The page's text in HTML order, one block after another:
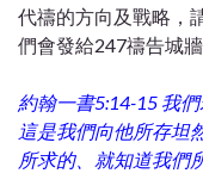
代禱的方向及戰略，
們會發給247禱告城牆
約翰一書5:14-15 我
這是我們向他所存坦
所求的、就知道我們